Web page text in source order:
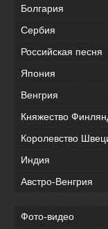
Болгария
Сербия
Российская песня
Япония
Венгрия
Княжество
Королевство
Индия
Австро-Венгрия
Фото-видео